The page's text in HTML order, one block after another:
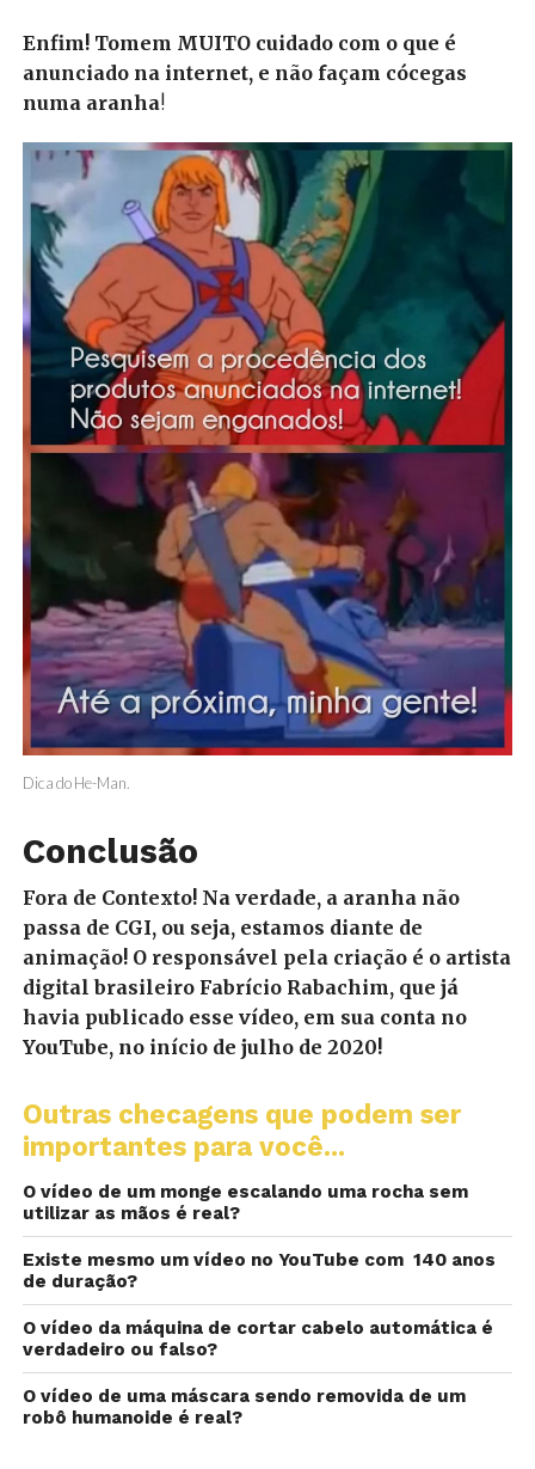
Enfim! Tomem MUITO cuidado com o que é
anunciado na internet, e não façam cócegas
numa aranha!
Dica do He-Man.
Conclusão
Fora de Contexto! Na verdade, a aranha não
passa de CGI, ou seja, estamos diante de
animação! O responsável pela criação é o artista
digital brasileiro Fabrício Rabachim, que já
havia publicado esse vídeo, em sua conta no
YouTube, no início de julho de 2020!
Outras checagens que podem ser
importantes para você...
O vídeo de um monge escalando uma rocha sem
utilizar as mãos é real?
Existe mesmo um vídeo no YouTube com 140 anos
de duração?
O vídeo da máquina de cortar cabelo automática é
verdadeiro ou falso?
O vídeo de uma máscara sendo removida de um
robô humanoide é real?